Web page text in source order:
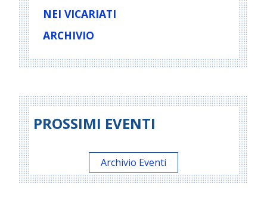
NEI VICARIATI
ARCHIVIO
PROSSIMI EVENTI
Archivio Eventi